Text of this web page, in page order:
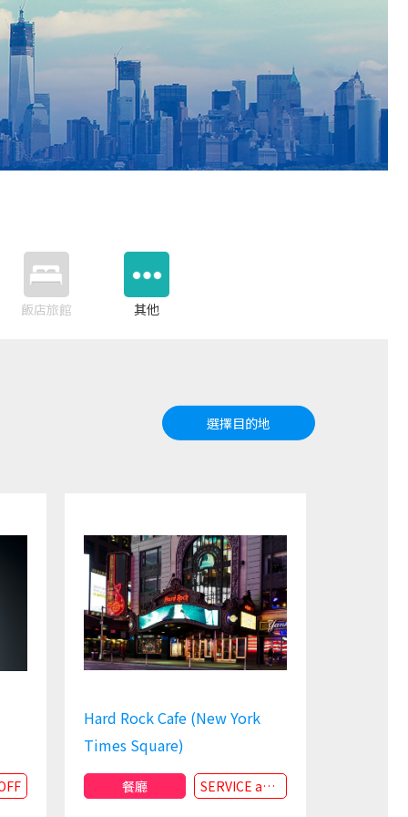
飯店旅館 其他
選擇目的地
Hard Rock Cafe (New York
Times Square)
餐廳 SERVICE andPRESENT